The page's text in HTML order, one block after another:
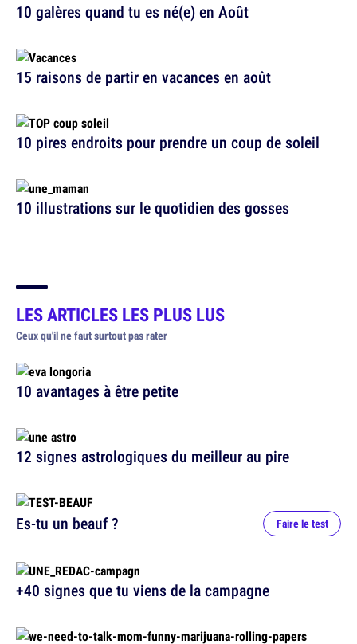
10 galères quand tu es né(e) en Août
10 pires endroits pour prendre un coup de soleil
15 raisons de partir en vacances en août
10 illustrations sur le quotidien des gosses
LES ARTICLESLES PLUS LUS
Ceux qu'il ne faut surtout pas rater
10 avantages à être petite
12 signes astrologiques du meilleur au pire
Es-tu un beauf ? Faire le test
+40 signes que tu viens de la campagne